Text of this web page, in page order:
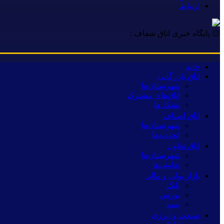
ارتباط
۞ پایگاه خبری اتاق شفاف :
خانه
اتاق بازرگانی
شهرستان‌ها
اتاق‌های مشترک
تشکل‌ها
اتاق اصناف
شهرستان‌ها
اتحادیه‌ها
اتاق تعاون
شهرستان‌ها
تعاونی‌ها
بازار پولی و مالی
بانک
بورس
بیمه
صنعت و انرژی